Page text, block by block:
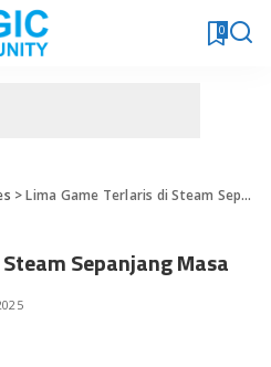
0
>Lima Game Terlaris di Steam Sepanjang Masa
Sepanjang Masa